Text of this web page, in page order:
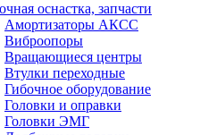
оснастка, запчасти
Амортизаторы АКСС
Виброопоры
Вращающиеся центры
Втулки переходные
Гибочное оборудование
Головки и оправки
Головки ЭМГ